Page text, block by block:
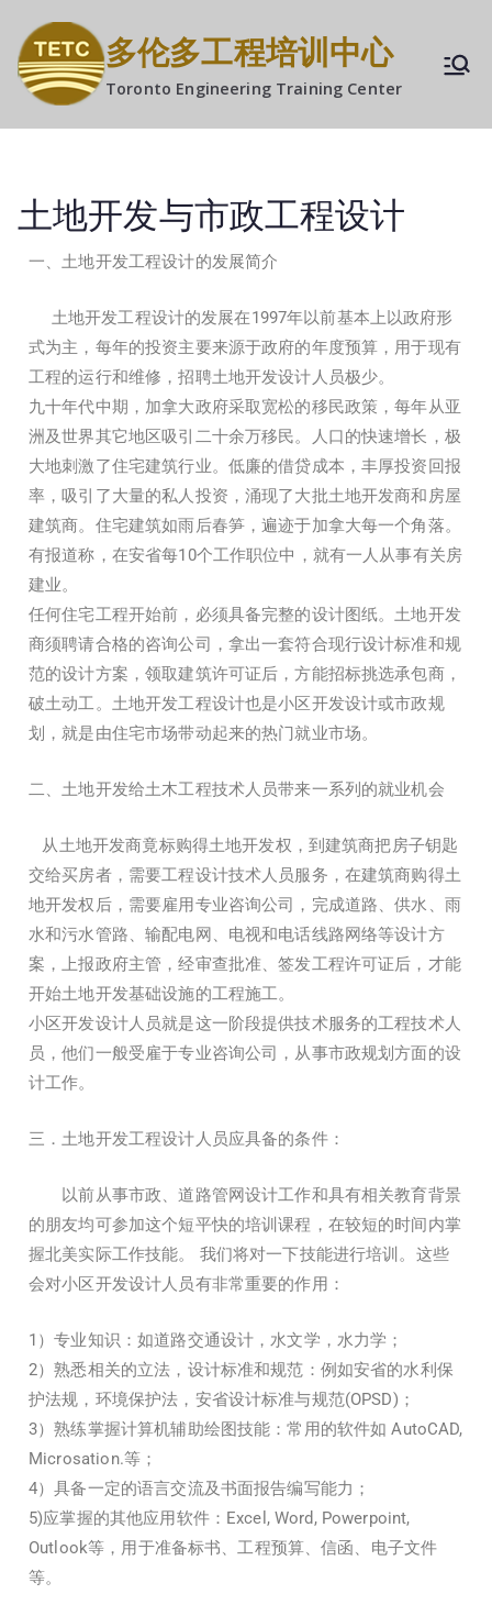
多伦多工程培训中心
Toronto Engineering Training Center
土地开发与市政工程设计
一、土地开发工程设计的发展简介
土地开发工程设计的发展在1997年以前基本上以政府形
式为主，每年的投资主要来源于政府的年度预算，用于现有
工程的运行和维修，招聘土地开发设计人员极少。
九十年代中期，加拿大政府采取宽松的移民政策，每年从亚
洲及世界其它地区吸引二十余万移民。人口的快速增长，极
大地刺激了住宅建筑行业。低廉的借贷成本，丰厚投资回报
率，吸引了大量的私人投资，涌现了大批土地开发商和房屋
建筑商。住宅建筑如雨后春笋，遍迹于加拿大每一个角落。
有报道称，在安省每10个工作职位中，就有一人从事有关房
建业。
任何住宅工程开始前，必须具备完整的设计图纸。土地开发
商须聘请合格的咨询公司，拿出一套符合现行设计标准和规
范的设计方案，领取建筑许可证后，方能招标挑选承包商，
破土动工。土地开发工程设计也是小区开发设计或市政规
划，就是由住宅市场带动起来的热门就业市场。
二、土地开发给土木工程技术人员带来一系列的就业机会
从土地开发商竟标购得土地开发权，到建筑商把房子钥匙
交给买房者，需要工程设计技术人员服务，在建筑商购得土
地开发权后，需要雇用专业咨询公司，完成道路、供水、雨
水和污水管路、输配电网、电视和电话线路网络等设计方
案，上报政府主管，经审查批准、签发工程许可证后，才能
开始土地开发基础设施的工程施工。
小区开发设计人员就是这一阶段提供技术服务的工程技术人
员，他们一般受雇于专业咨询公司，从事市政规划方面的设
计工作。
三．土地开发工程设计人员应具备的条件：
以前从事市政、道路管网设计工作和具有相关教育背景
的朋友均可参加这个短平快的培训课程，在较短的时间内掌
握北美实际工作技能。 我们将对一下技能进行培训。这些
会对小区开发设计人员有非常重要的作用：
1）专业知识：如道路交通设计，水文学，水力学；
2）熟悉相关的立法，设计标准和规范：例如安省的水利保
护法规，环境保护法，安省设计标准与规范(OPSD)；
3）熟练掌握计算机辅助绘图技能：常用的软件如 AutoCAD,
Microsation.等；
4）具备一定的语言交流及书面报告编写能力；
5)应掌握的其他应用软件：Excel, Word, Powerpoint,
Outlook等，用于准备标书、工程预算、信函、电子文件
等。